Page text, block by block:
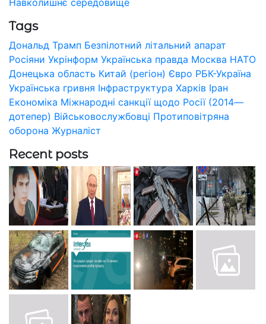
Навколишнє середовище
Tags
Дональд Трамп Безпілотний літальний апарат
Росіяни Укрінформ Українська правда Москва НАТО
Донецька область Китай (регіон) Євро РБК-Україна
Українська гривня Інфраструктура Харків Іран
Економіка Міжнародні санкції щодо Росії (2014—
дотепер) Військовослужбовці Протиповітряна
оборона Журналіст
Recent posts